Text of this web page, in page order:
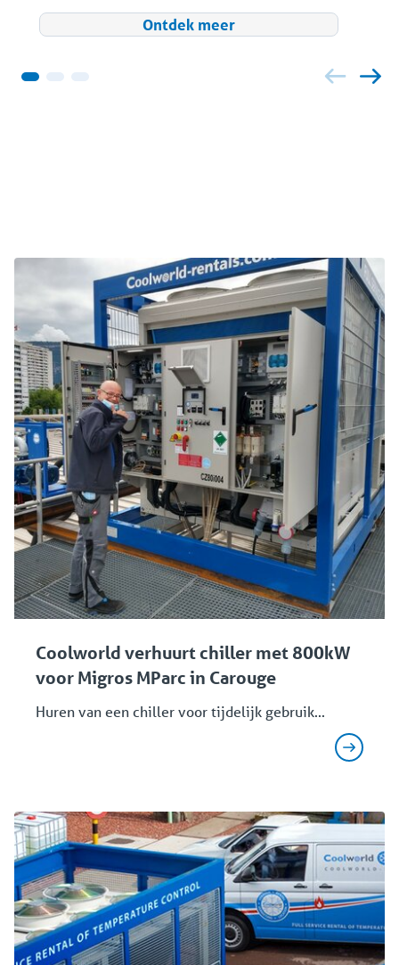
Ontdek meer
Coolworld verhuurt chiller met 800kW
voor Migros MParc in Carouge
Huren van een chiller voor tijdelijk gebruik...